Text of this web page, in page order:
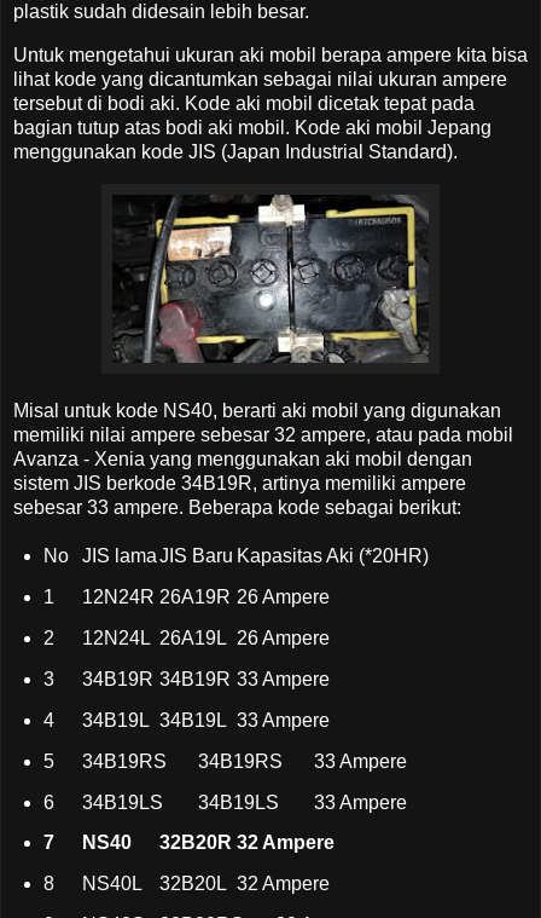
plastik sudah didesain lebih besar.
Untuk mengetahui ukuran aki mobil berapa ampere kita bisa
lihat kode yang dicantumkan sebagai nilai ukuran ampere
tersebut di bodi aki. Kode aki mobil dicetak tepat pada
bagian tutup atas bodi aki mobil. Kode aki mobil Jepang
menggunakan kode JIS (Japan Industrial Standard).
Misal untuk kode NS40, berarti aki mobil yang digunakan
memiliki nilai ampere sebesar 32 ampere, atau pada mobil
Avanza - Xenia yang menggunakan aki mobil dengan
sistem JIS berkode 34B19R, artinya memiliki ampere
sebesar 33 ampere. Beberapa kode sebagai berikut:
No JIS lamaJIS Baru Kapasitas Aki (*20HR)
1
12N24R 26A19R 26 Ampere
2
12N24L 26A19L 26 Ampere
3
34B19R 34B19R 33 Ampere
4
34B19L 34B19L 33 Ampere
5
34B19RS 34B19RS
33 Ampere
6
34B19LS 34B19LS
33 Ampere
7
NS40 32B20R 32 Ampere
8
NS40L 32B20L 32 Ampere